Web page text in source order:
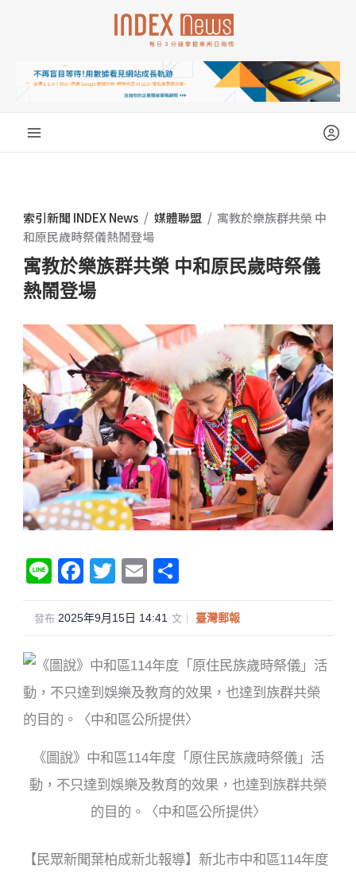
索引新聞 INDEX News / 媒體聯盟 / 寓教於樂族群共榮 中
和原民歲時祭儀熱鬧登場
寓教於樂族群共榮 中和原民歲時祭儀
熱鬧登場
Li
n
e
F
a
c
b
o
o
k
T
wi
tt
E
m
ail
享
發布 2025年9月15日 14:41 ·文｜ 臺灣郵報
《圖說》中和區114年度「原住民族歲時祭儀」活
動，不只達到娛樂及教育的效果，也達到族群共榮
的目的。〈中和區公所提供〉
【民眾新聞葉柏成新北報導】新北市中和區114年度